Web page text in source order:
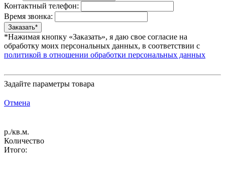
Контактный телефон:
Время звонка:
*Нажимая кнопку «Заказать», я даю свое согласие на
обработку моих персональных данных, в соответствии с
политикой в отношении обработки персональных данных
Задайте параметры товара
Отмена
р./кв.м.
Количество
Итого: